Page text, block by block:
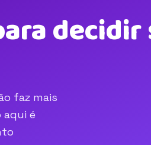
decidir
faz mais
aqui é